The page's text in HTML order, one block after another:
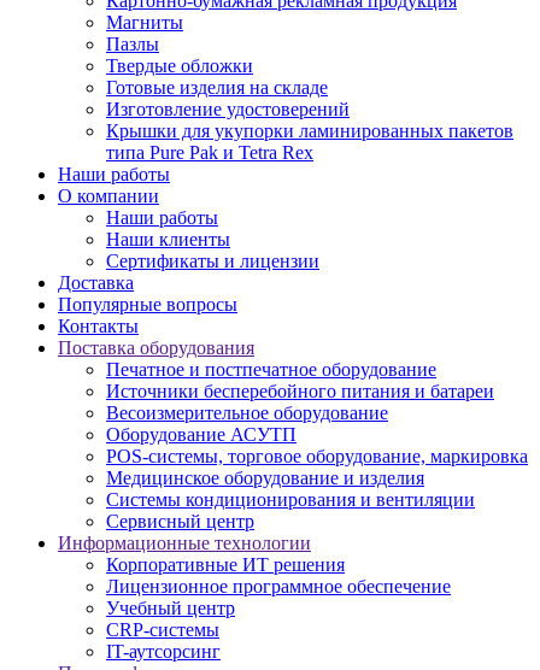
Магниты
Пазлы
Твердые обложки
Готовые изделия на складе
Изготовление удостоверений
Крышки для укупорки ламинированных пакетов
типа Pure Pak и Tetra Rex
Наши работы
О компании
Наши работы
Наши клиенты
Сертификаты и лицензии
Доставка
Популярные вопросы
Контакты
Поставка оборудования
Печатное и постпечатное оборудование
Источники бесперебойного питания и батареи
Весоизмерительное оборудование
Оборудование АСУТП
POS-системы, торговое оборудование, маркировка
Медицинское оборудование и изделия
Системы кондиционирования и вентиляции
Сервисный центр
Информационные технологии
Корпоративные ИТ решения
Лицензионное программное обеспечение
Учебный центр
CRP-системы
IT-аутсорсинг